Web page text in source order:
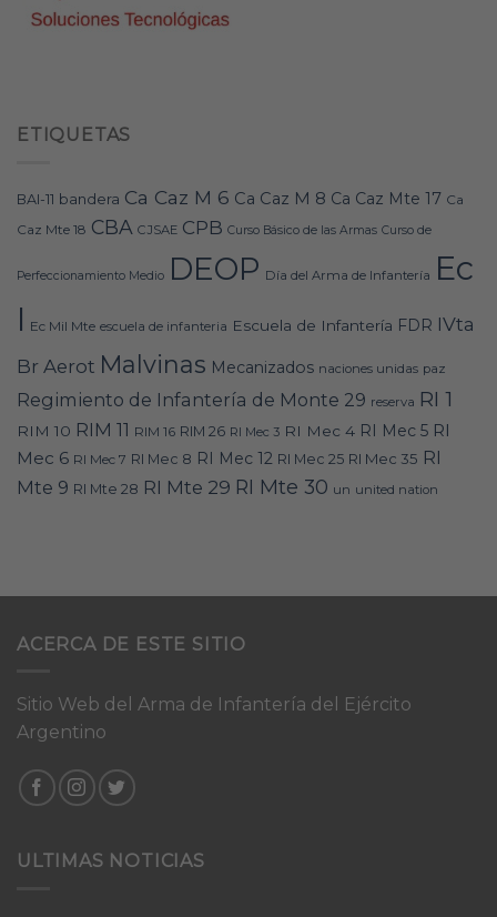
ETIQUETAS
BAI-11 bandera Ca Caz M 6 Ca Caz M 8 Ca Caz Mte 17 Ca
Caz Mte 18 CBA CJSAE CPB Curso Básico de las Armas Curso de
Perfeccionamiento Medio DEOP Día del Arma de Infantería Ec
I Ec Mil Mte escuela de infanteria Escuela de Infantería FDR IVta
Br Aerot Malvinas Mecanizados naciones unidas paz
Regimiento de Infantería de Monte 29 reserva RI 1
RIM 10 RIM 11 RIM 16 RIM 26 RI Mec 3 RI Mec 4 RI Mec 5 RI
Mec 6 RI Mec 7 RI Mec 8 RI Mec 12 RI Mec 25 RI Mec 35 RI
Mte 9 RI Mte 28 RI Mte 29 RI Mte 30 un united nation
ACERCA DE ESTE SITIO
Sitio Web del Arma de Infantería del Ejército
Argentino
ULTIMAS NOTICIAS